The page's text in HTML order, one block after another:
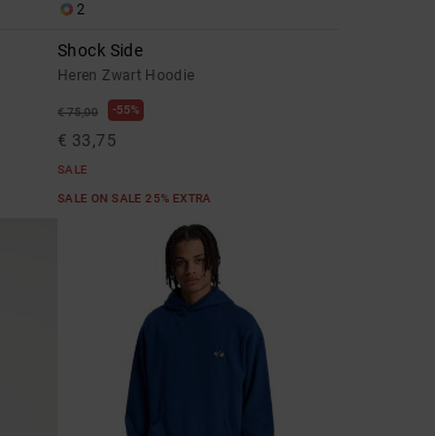
2
Shock Side
Heren Zwart Hoodie
€ 75,00 55%
€ 33,75
SALE
SALE ON SALE 25% EXTRA